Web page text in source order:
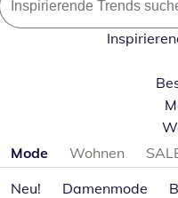
Produktkategorien
Mode Wohnen
Neu!
Damenmode